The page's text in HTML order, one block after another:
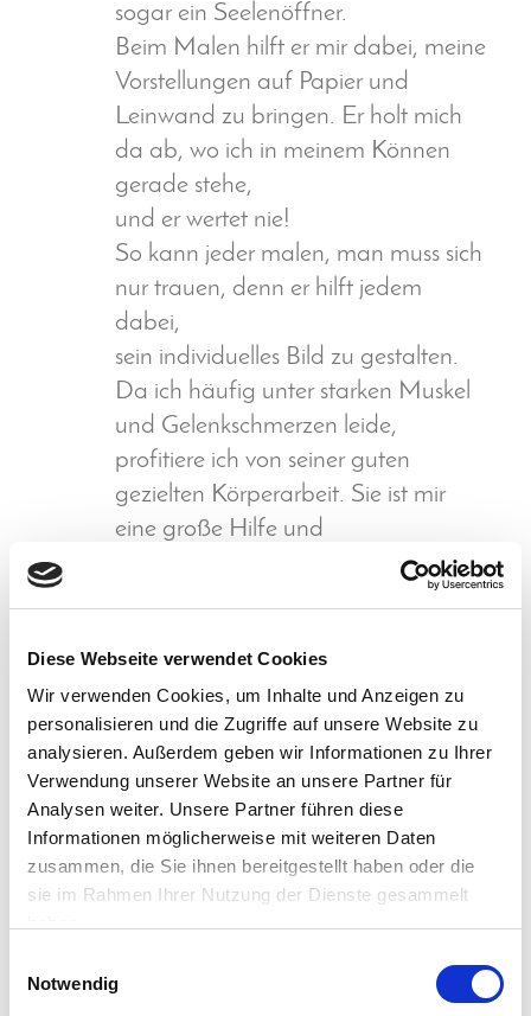
Diese Webseite verwendet Cookies
Wir verwenden Cookies, um Inhalte und Anzeigen zu
personalisieren und die Zugriffe auf unsere Website zu
analysieren. Außerdem geben wir Informationen zu Ihrer
Verwendung unserer Website an unsere Partner für
Analysen weiter. Unsere Partner führen diese
Informationen möglicherweise mit weiteren Daten
zusammen, die Sie ihnen bereitgestellt haben oder die
sie im Rahmen Ihrer Nutzung der Dienste gesammelt
Notwendig
sogar ein Seelenöffner.
Beim Malen hilft er mir dabei, meine
Vorstellungen auf Papier und
Leinwand zu bringen. Er holt mich
da ab, wo ich in meinem Können
gerade stehe,
und er wertet nie!
So kann jeder malen, man muss sich
nur trauen, denn er hilft jedem
dabei,
sein individuelles Bild zu gestalten.
Da ich häufig unter starken Muskel
und Gelenkschmerzen leide,
profitiere ich von seiner guten
gezielten Körperarbeit. Sie ist mir
eine große Hilfe und
Schmerzlinderung. Mit seinen
und punktuell jeden
Schmerzauslöser. Anschließend ist
alles wieder gut durchblutet und der
Schmerz lässt langsam nach.
Alles in allem ist Andreas Donat in
der Ausübung seiner verschiedenen
Arbeitsfelder vorbildlich.
Christiane
Mittwoch, 13. Januar 2021 18:34)